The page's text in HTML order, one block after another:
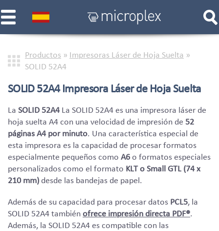
Productos » Impresoras Láser de Hoja Suelta »
SOLID 52A4
SOLID 52A4 Impresora Láser de Hoja Suelta
La SOLID 52A4La SOLID 52A4 es una impresora láser de
hoja suelta A4 con una velocidad de impresión de 52
páginas A4 por minuto. Una característica especial de
esta impresora es la capacidad de procesar formatos
especialmente pequeños como A6o formatos especiales
personalizados como el formato KLT o Small GTL (74 x
210 mm) desde las bandejas de papel.
Además de su capacidad para procesar datos PCL5, la
SOLID 52A4 tambiénofrece impresión directa PDF®.
Además, la SOLID 52A4 es compatible con las